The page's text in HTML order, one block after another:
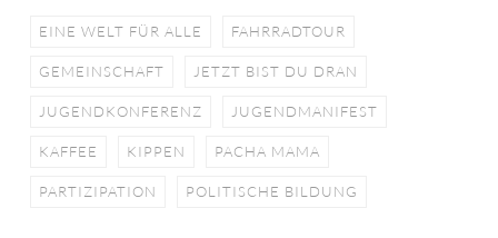
EINE WELT FÜR ALLE FAHRRADTOUR
GEMEINSCHAFT JETZT BIST DU DRAN
JUGENDKONFERENZ JUGENDMANIFEST
KAFFEE KIPPEN PACHA MAMA
PARTIZIPATION POLITISCHE BILDUNG